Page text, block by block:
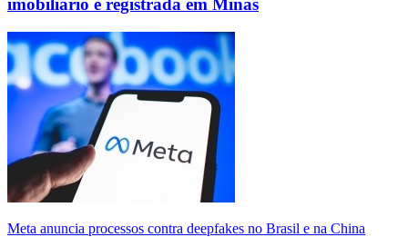
imobiliário é registrada em Minas
Meta anuncia processos contra deepfakes no Brasil e na China